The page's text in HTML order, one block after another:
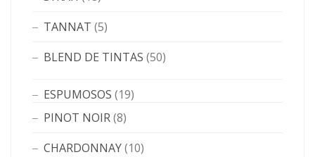
TANNAT (5)
BLEND DE TINTAS (50)
ESPUMOSOS (19)
PINOT NOIR(8)
CHARDONNAY(10)